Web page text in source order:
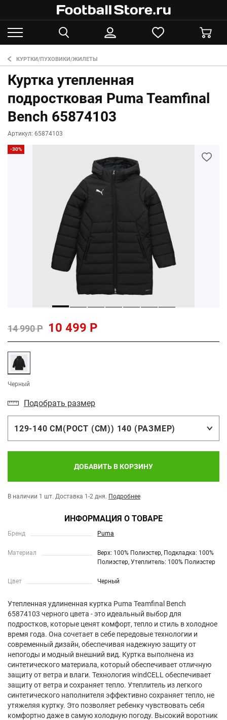
КУРТКИ/ПУХОВИКИ/ЖИЛЕТЫ
Куртка утепленная
подростковая Puma Teamfinal
Bench 65874103
Артикул: 65874103
-30%
14 990 Р 10 499 Р
Черный
Подобрать размер
129-140 СМ(РОСТ (СМ)) 140 (РАЗМЕР)
ДОБАВИТЬ В КОРЗИНУ
В наличии 1 шт. Доставка 1-2 дня. Подробнее
ИНФОРМАЦИЯ О ТОВАРЕ
Бренд Puma
Материал
Верх: 100% Полиэстер, Подкладка: 100%
Полиэстер, Утеплитель: 100% Полиэстер
Цвет Черный
Утепленная удлиненная куртка Puma Teamfinal Bench
65874103 черного цвета - это идеальный выбор для
подростков, которые ценят комфорт, тепло и стиль в холодное
время года. Она сочетает в себе передовые технологии и
современный дизайн, обеспечивая надежную защиту от
непогоды и модный внешний вид. Куртка выполнена из
синтетического материала, который обеспечивает отличную
защиту от ветра и влаги. Технология windCELL обеспечивает
защиту от ветра и сохраняет тепло. Утеплитель из легкого
синтетического наполнителя эффективно сохраняет тепло, не
утяжеляя куртку. Это позволяет ребенку чувствовать себя
комфортно даже в самую холодную погоду. Высокий воротник